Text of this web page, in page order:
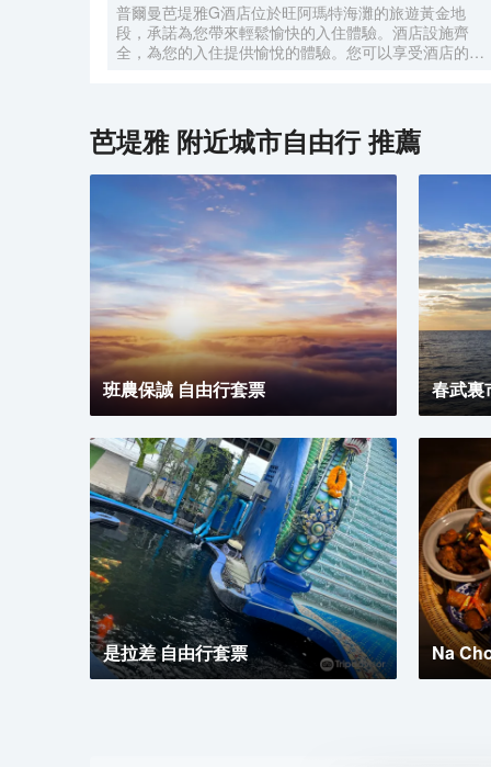
普爾曼芭堤雅G酒店位於旺阿瑪特海灘的旅遊黃金地
段，承諾為您帶來輕鬆愉快的入住體驗。酒店設施齊
全，為您的入住提供愉悅的體驗。您可以享受酒店的
靜的氛圍延伸至其休閒設施，包括私人海灘、健身中
心、戶外游泳池、水療中心和按摩服務。無論您訪問芭
堤雅的理由是什麼，普爾曼芭堤雅G酒店都會讓您感到
如同回到家一般。
芭堤雅附近城市自由行 推薦
班農保誠 自由行套票 春武裏
是拉差 自由行套票 Na